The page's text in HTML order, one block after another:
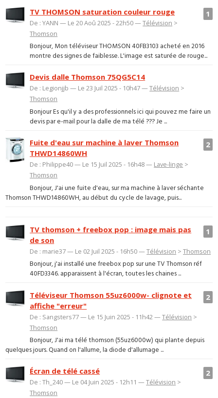
1
TV THOMSON saturation couleur rouge
De : YANN — Le 20 Aoû 2025 - 22h50 —Télévision >
Thomson
Bonjour, Mon téléviseur THOMSON 40FB3103 acheté en 2016
montre des signes de faiblesse. L'image est saturée de rouge...
Devis dalle Thomson 75QG5C14
De : Legionjjb — Le 23 Juil 2025 - 10h47 —Télévision >
Thomson
Bonjour Es qu'il y a des professionnels ici qui pouvez me faire un
devis par e-mail pour la dalle de ma télé ??? Je ...
2
Fuite d'eau sur machine à laver Thomson
THWD14860WH
De : Philippe40 — Le 15 Juil 2025 - 16h48 — Lave-linge >
Thomson
Bonjour, J'ai une fuite d'eau, sur ma machine à laver séchante
Thomson THWD14860WH, au début du cycle de lavage, puis...
1
TV thomson + freebox pop : image mais pas
de son
De : marie37 — Le 02 Juil 2025 - 16h50 —Télévision >Thomson
Bonjour, j'ai installé une freebox pop sur une TV Thomson réf
40FD3346. apparaissent à l'écran, toutes les chaines ...
2
Téléviseur Thomson 55uz6000w- clignote et
affiche "erreur"
De : Sangsters77 — Le 15 Juin 2025 - 11h42 —Télévision >
Thomson
Bonjour, J'ai ma télé thomson (55uz6000w) qui plante depuis
quelques jours. Quand on l'allume, la diode d'allumage ...
2
Écran de télé cassé
De : Th_240 — Le 04 Juin 2025 - 12h11 —Télévision >
Thomson